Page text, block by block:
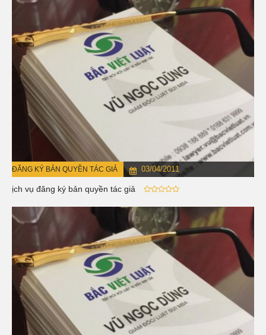
ĐĂNG KÝ BẢN QUYỀN TÁC GIẢ 03/04/2011
Dịch vụ đăng ký bản quyền tác giả